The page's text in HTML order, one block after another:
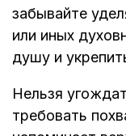
забывайте
или иных
душу и
Нельзя
требовать